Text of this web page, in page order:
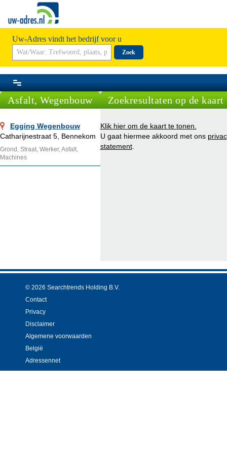
Uw-Adres vindt het bedrijf voor u
Zoek
Asfalt, Wegenbouw
Egging Wegenbouw
Catharijnestraat 5, Bennekom
Grond, Straat, Werker, Asfalt,
Machines
Zoekresultaten op de kaart
Klik hier om de kaart te tonen.
U gaat hiermee akkoord met ons
statement.
© 2026 Searchtrends Holding B.V.
Contact
Privacy
Disclaimer
Algemene voorwaarden
België
Adressennet